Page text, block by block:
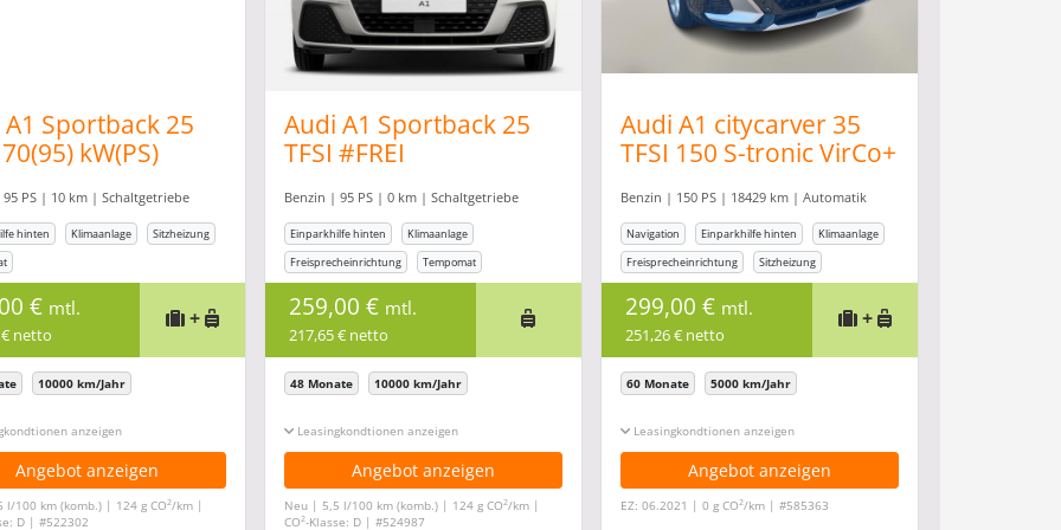
Sportback 25
kW(PS)
PS | 10 km | Schaltgetriebe
hinten Klimaanlage
Sitzheizung
€ mtl.
€ netto
+
10000 km/Jahr
ein-/ausblenden
Angebot anzeigen
l/100 km (komb.) | 124 g CO2/km |
D | #522302
Audi A1 Sportback 25
TFSI #FREI
Benzin | 95 PS | 0 km | Schaltgetriebe
Einparkhilfe hinten
Klimaanlage
Freisprecheinrichtung
Tempomat
259,00 € mtl.
217,65 € netto
48 Monate 10000 km/Jahr
Leasingkonditionen ein-/ausblenden
Angebot anzeigen
Neu | 5,5 l/100 km (komb.) | 124 g CO2/km |
CO2-Klasse: D | #524987
Audi A1 citycarver 35
TFSI 150 S-tronic VirCo+
Benzin | 150 PS | 18429 km | Automatik
Navigation Einparkhilfe hinten
Klimaanlage
Freisprecheinrichtung
Sitzheizung
299,00 € mtl.
251,26 € netto
+
60 Monate 5000 km/Jahr
Leasingkonditionen ein-/ausblenden
Angebot anzeigen
EZ: 06.2021 | 0 g CO2/km | #585363